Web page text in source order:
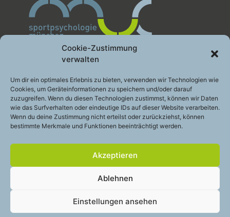
Cookie-Zustimmung
verwalten
Um dir ein optimales Erlebnis zu bieten, verwenden wir Technologien wie
Cookies, um Geräteinformationen zu speichern und/oder darauf
zuzugreifen. Wenn du diesen Technologien zustimmst, können wir Daten
wie das Surfverhalten oder eindeutige IDs auf dieser Website verarbeiten.
Wenn du deine Zustimmung nicht erteilst oder zurückziehst, können
bestimmte Merkmale und Funktionen beeinträchtigt werden.
Akzeptieren
Ablehnen
Einstellungen ansehen
Sportpsychologie München GbR
Leistung gesund entwickeln
Engelhardstraße 10a
81369 München